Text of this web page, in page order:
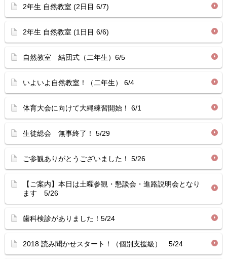
2年生 自然教室 (2日目 6/7)
2年生 自然教室 (1日目 6/6)
自然教室 結団式（二年生）6/5
いよいよ自然教室！（二年生） 6/4
体育大会に向けて大縄練習開始！ 6/1
生徒総会 無事終了！ 5/29
ご参観ありがとうございました！ 5/26
【ご案内】本日は土曜参観・懇談会・進路説明会となり
ます 5/26
歯科検診がありました！5/24
2018 読み聞かせスタート！（個別支援級） 5/24